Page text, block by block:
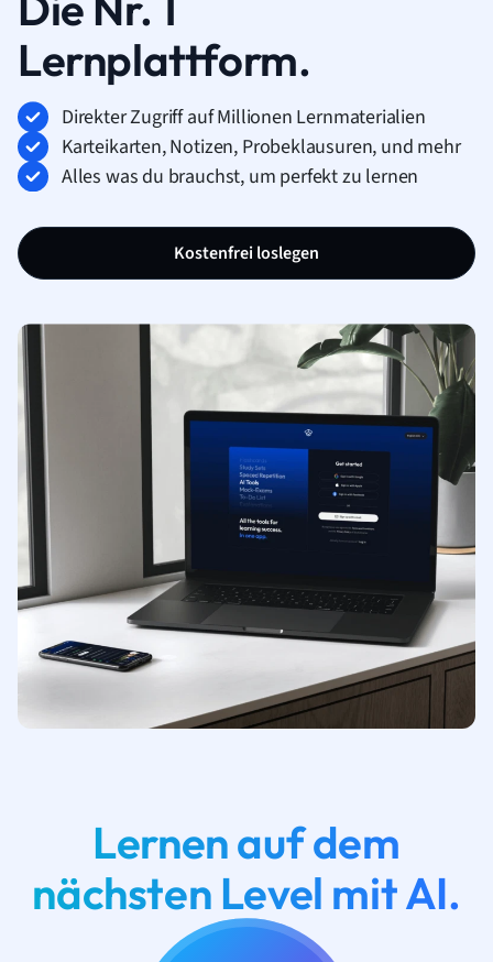
Lernplattform.
Direkter Zugriff auf Millionen Lernmaterialien
Karteikarten, Notizen, Probeklausuren, und mehr
Alles was du brauchst, um perfekt zu lernen
Kostenfrei loslegen
Lernen auf dem
nächsten Level mit AI.